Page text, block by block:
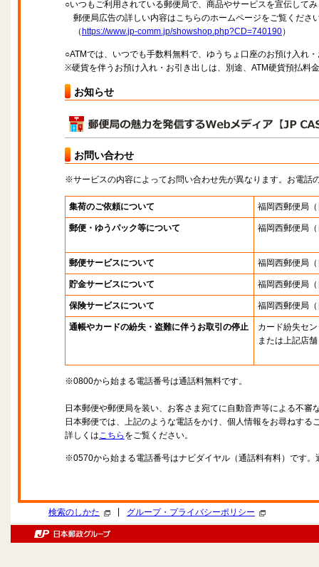
○いつもご利用されている郵便局で、商品やサービスを宣伝して
郵便局広告の詳しい内容はこちらのホームページをご覧くださ
（ https://www.jp-comm.jp/showshop.php?CD=740190）
○ATMでは、いつでも手数料無料で、ゆうちょ口座のお預け入れ
※硬貨を伴うお預け入れ・お引き出しは、別途、ATM硬貨預払料
お知らせ
お問い合わせ
※サービスの内容によってお問い合わせ先が異なります。お電話
集荷のご依頼について 福岡西郵便局
郵便・ゆうパック等について 福岡西郵便局
郵便サービスについて 福岡西郵便局
貯金サービスについて 福岡西郵便局
保険サービスについて 福岡西郵便局
通帳やカードの紛失・盗難に伴うお取引の停止
カード紛失セ
または上記店舗
※0800から始まる電話番号は通話料無料です。
日本郵便や郵便局を装い、お客さま宛てに自動音声等による不審
日本郵便では、上記のような電話をかけ、個人情報をお尋ねする
詳しくはこちら をご覧ください。
※0570から始まる電話番号はナビダイヤル（通話料有料）です
検索のしかた グループ・プライバシーポリシー